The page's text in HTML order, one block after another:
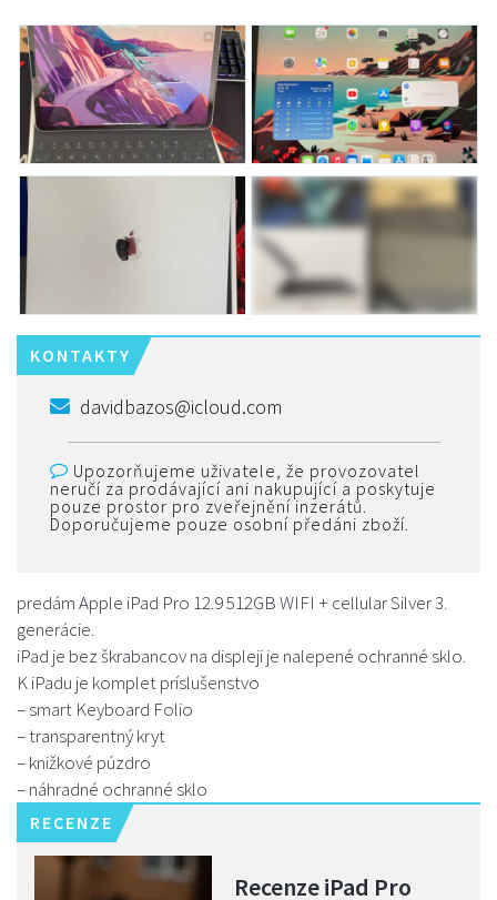
KONTAKTY
davidbazos@icloud.com
Upozorňujeme uživatele, že provozovatel
neručí za prodávající ani nakupující a poskytuje
pouze prostor pro zveřejnění inzerátů.
Doporučujeme pouze osobní předáni zboží.
predám Apple iPad Pro 12.9 512GB WIFI + cellular Silver 3.
generácie.
iPad je bez škrabancov na displeji je nalepené ochranné sklo.
K iPadu je komplet príslušenstvo
– smart Keyboard Folio
– transparentný kryt
– knižkové púzdro
– náhradné ochranné sklo
RECENZE
Recenze iPad Pro